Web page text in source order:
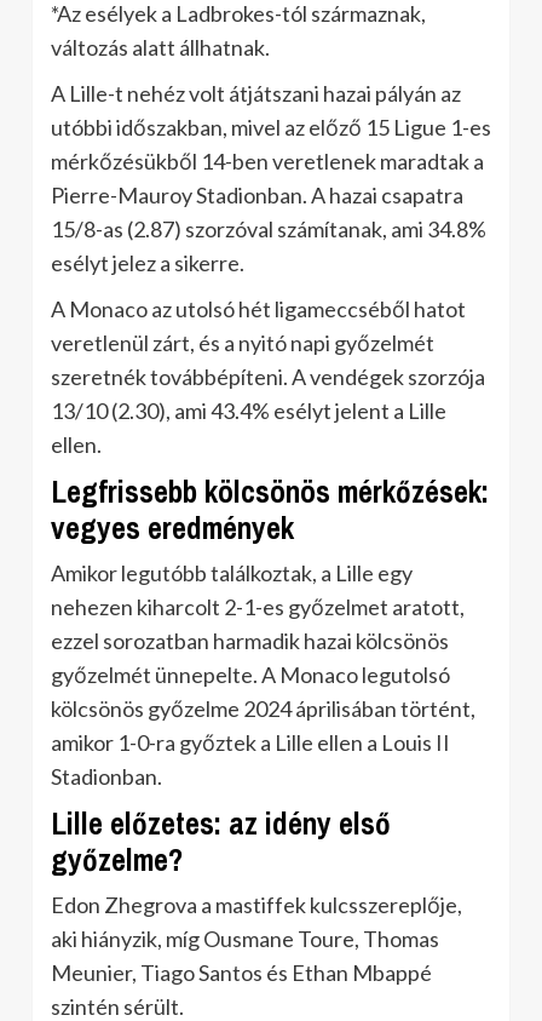
*Az esélyek a Ladbrokes-tól származnak,
változás alatt állhatnak.
A Lille-t nehéz volt átjátszani hazai pályán az
utóbbi időszakban, mivel az előző 15 Ligue 1-es
mérkőzésükből 14-ben veretlenek maradtak a
Pierre-Mauroy Stadionban. A hazai csapatra
15/8-as (2.87) szorzóval számítanak, ami 34.8%
esélyt jelez a sikerre.
A Monaco az utolsó hét ligameccséből hatot
veretlenül zárt, és a nyitó napi győzelmét
szeretnék továbbépíteni. A vendégek szorzója
13/10 (2.30), ami 43.4% esélyt jelent a Lille
ellen.
Legfrissebb kölcsönös mérkőzések:
vegyes eredmények
Amikor legutóbb találkoztak, a Lille egy
nehezen kiharcolt 2-1-es győzelmet aratott,
ezzel sorozatban harmadik hazai kölcsönös
győzelmét ünnepelte. A Monaco legutolsó
kölcsönös győzelme 2024 áprilisában történt,
amikor 1-0-ra győztek a Lille ellen a Louis II
Stadionban.
Lille előzetes: az idény első
győzelme?
Edon Zhegrova a mastiffek kulcsszereplője,
aki hiányzik, míg Ousmane Toure, Thomas
Meunier, Tiago Santos és Ethan Mbappé
szintén sérült.